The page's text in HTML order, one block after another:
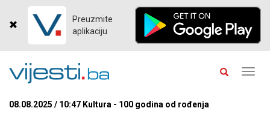
Preuzmite
aplikaciju
08.08.2025 / 10:47 Kultura - 100 godina od rođenja